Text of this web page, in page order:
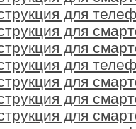
для
для
для
для
для
для
для